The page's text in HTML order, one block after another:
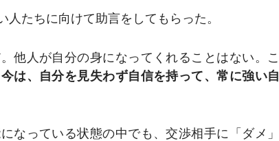
たちに向けて助言をしてもらった。
他人が自分の身になってくれることはない。こ
今は、自分を見失わず自信を持って、常に強い自
なっている状態の中でも、交渉相手に「ダメ」